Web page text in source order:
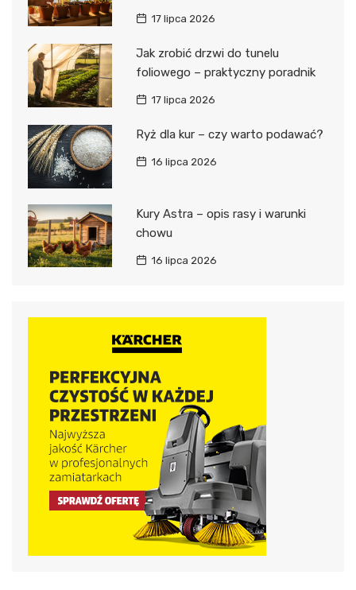
17 lipca 2026
Jak zrobić drzwi do tunelu
foliowego – praktyczny poradnik
17 lipca 2026
Ryż dla kur – czy warto podawać?
16 lipca 2026
Kury Astra – opis rasy i warunki
chowu
16 lipca 2026